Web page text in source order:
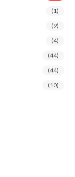
(1)
(9)
(4)
(44)
(44)
(10)